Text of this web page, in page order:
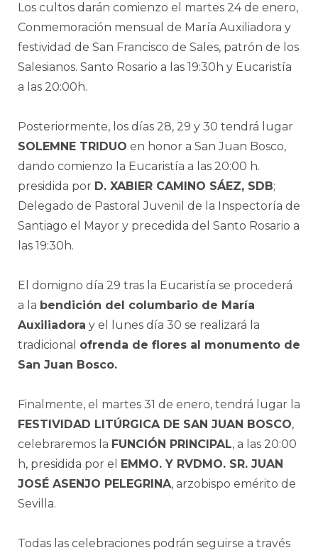
Los cultos darán comienzo el martes 24 de enero,
Conmemoración mensual de María Auxiliadora y
festividad de San Francisco de Sales, patrón de los
Salesianos. Santo Rosario a las 19:30h y Eucaristía
a las 20:00h.
Posteriormente, los días 28, 29 y 30 tendrá lugar
SOLEMNE TRIDUO en honor a San Juan Bosco,
dando comienzo la Eucaristía a las 20:00 h.
presidida por D. XABIER CAMINO SÁEZ, SDB;
Delegado de Pastoral Juvenil de la Inspectoría de
Santiago el Mayor y precedida del Santo Rosario a
las 19:30h.
El domigno día 29 tras la Eucaristía se procederá
a la bendición del columbario de María
Auxiliadora y el lunes día 30 se realizará la
tradicional ofrenda de flores al monumento de
San Juan Bosco.
Finalmente, el martes 31 de enero, tendrá lugar la
FESTIVIDAD LITÚRGICA DE SAN JUAN BOSCO,
celebraremos la FUNCIÓN PRINCIPAL, a las 20:00
h, presidida por el EMMO. Y RVDMO. SR. JUAN
JOSÉ ASENJO PELEGRINA, arzobispo emérito de
Sevilla.
Todas las celebraciones podrán seguirse a través